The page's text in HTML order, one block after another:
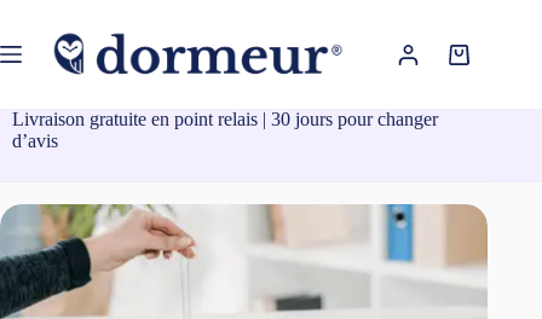
contenu
Panier
Livraison gratuite en point relais | 30 jours pour changer
d’avis